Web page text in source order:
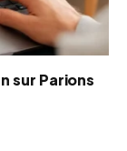
sur Parions